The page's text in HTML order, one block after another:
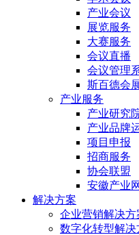
产业会议
展览服务
大赛服务
会议直播
会议管理
斯百德会
产业服务
产业研究
产业品牌
项目申报
招商服务
协会联盟
安徽产业网
解决方案
企业营销解决方
数字化转型解决